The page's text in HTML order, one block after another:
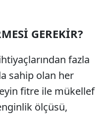
GEREKİR?
fazla
sahip olan her
fitre ile mükellef
ölçüsü,